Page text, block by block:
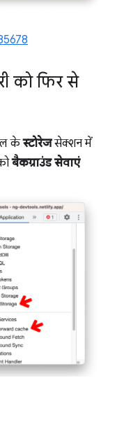
को फिर से
केस्टोरेजसेक्शन में
बैकग्राउंड सेवाएं